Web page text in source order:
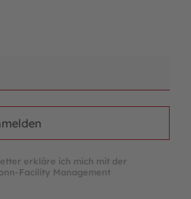
erkläre ich mich mit der
Facility Management